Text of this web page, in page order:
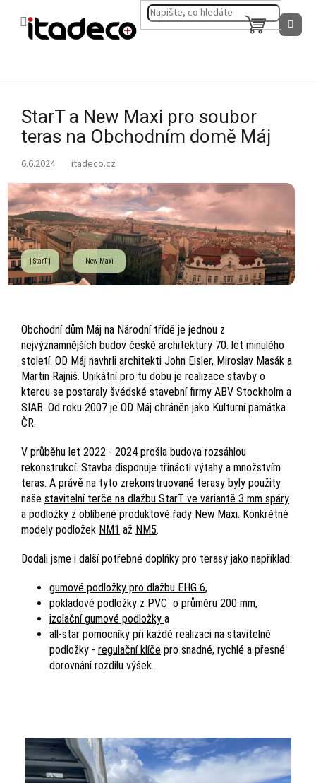
NÁKUPNÍ
KOŠÍK
StarT a New Maxi pro soubor
teras na Obchodním domě Máj
6.6.2024
| StarT | | New Maxi |
Obchodní dům Máj na Národní třídě je jednou z
nejvýznamnějších budov české architektury 70. let minulého
století. OD Máj navhrli architekti John Eisler, Miroslav Masák a
Martin Rajniš. Unikátní pro tu dobu je realizace stavby o
kterou se postaraly švédské stavební firmy ABV Stockholm a
SIAB. Od roku 2007 je OD Máj chráněn jako Kulturní památka
ČR.
V průběhu let 2022 - 2024 prošla budova rozsáhlou
rekonstrukcí. Stavba disponuje třinácti výtahy a množstvím
teras. A právě na tyto zrekonstruované terasy byly použity
naše stavitelní terče na dlažbu StarT ve variantě 3 mm spáry
a podložky z oblíbené produktové řady New Maxi. Konkrétně
modely podložek NM1 až NM5.
Dodali jsme i další potřebné doplňky pro terasy jako například:
gumové podložky pro dlažbu EHG 6,
pokladové podložky z PVC o průměru 200 mm,
izolační gumové podložky a
all-star pomocníky při každé realizaci na stavitelné
podložky - regulační klíče pro snadné, rychlé a přesné
dorovnání rozdílu výšek.